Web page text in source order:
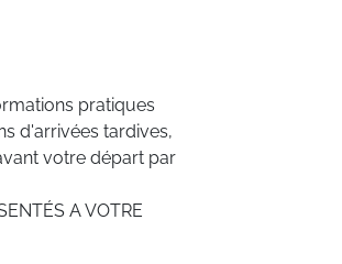
pratiques
d'arrivées tardives,
votre départ par
A VOTRE